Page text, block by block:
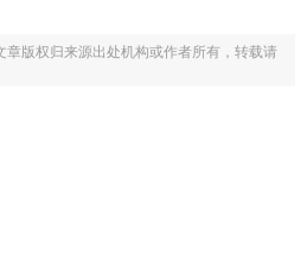
版权归来源出处机构或作者所有，转载请